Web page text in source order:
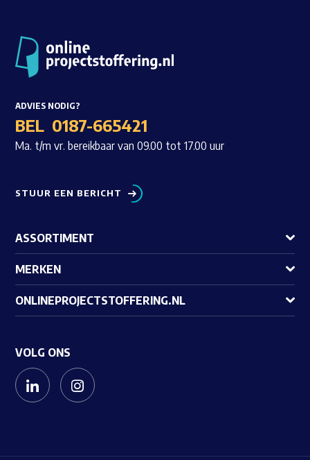
ADVIES NODIG?
BEL 0187-665421
Ma. t/m vr. bereikbaar van 09.00 tot 17.00 uur
STUUR EEN BERICHT
ASSORTIMENT
MERKEN
ONLINEPROJECTSTOFFERING.NL
VOLG ONS